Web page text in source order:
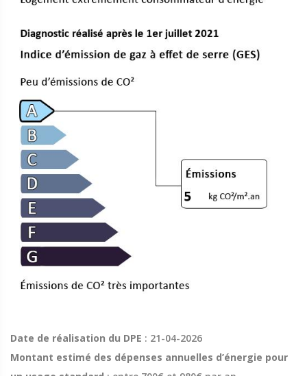
Date de réalisation du DPE : 21-04-2026
Montant estimé des dépenses annuelles d’énergie pour